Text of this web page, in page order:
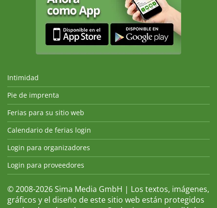
Intimidad
Pie de imprenta
Ferias para su sitio web
Calendario de ferias login
Login para organizadores
Login para proveedores
© 2008-2026 Sima Media GmbH | Los textos, imágenes,
gráficos y el diseño de este sitio web están protegidos